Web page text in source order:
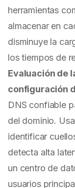
herramientas
almacenar en
disminuye la
los tiempos de
Evaluación de
configuración
DNS confiable
del dominio.
identificar
detecta alta
un centro de
usuarios